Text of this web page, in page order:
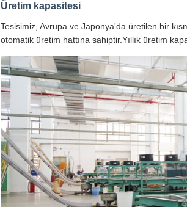
Üretim kapasitesi
Tesisimiz, Avrupa ve Japonya'da üretilen bir
otomatik üretim hattına sahiptir.Yıllık üretim